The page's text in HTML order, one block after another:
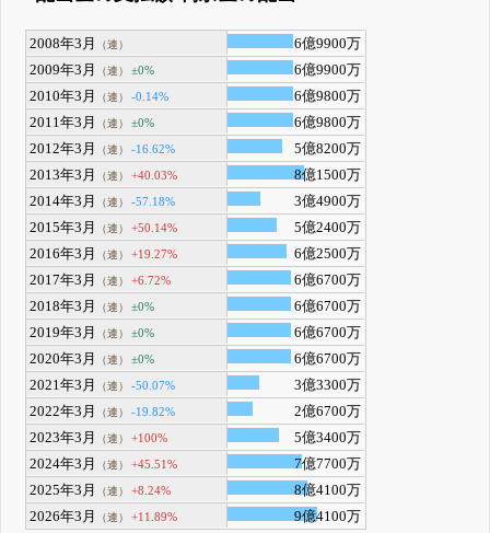
2008年3月 （連）
6億9900万
2009年3月
（連） ±0%
6億9900万
2010年3月
（連） -0.14%
6億9800万
2011年3月
（連） ±0%
6億9800万
2012年3月
（連） -16.62%
5億8200万
2013年3月
（連） +40.03%
8億1500万
2014年3月
（連） -57.18%
3億4900万
2015年3月
（連） +50.14%
5億2400万
2016年3月
（連） +19.27%
6億2500万
2017年3月
（連） +6.72%
6億6700万
2018年3月
（連） ±0%
6億6700万
2019年3月
（連） ±0%
6億6700万
2020年3月
（連） ±0%
6億6700万
2021年3月
（連） -50.07%
3億3300万
2022年3月
（連） -19.82%
2億6700万
2023年3月
（連） +100%
5億3400万
2024年3月
（連） +45.51%
7億7700万
2025年3月
（連） +8.24%
8億4100万
2026年3月
（連） +11.89% 9億4100万